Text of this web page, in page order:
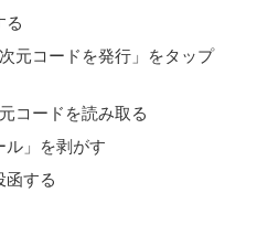
る
元コードを発行」をタップ
コードを読み取る
ル」を剥がす
函する